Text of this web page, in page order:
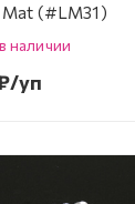
Mat (#LM31)
наличии
/уп